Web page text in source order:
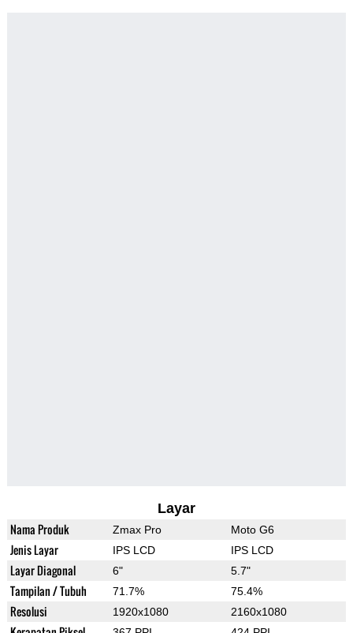
Layar
Nama Produk Zmax Pro Moto G6
Jenis Layar IPS LCD IPS LCD
Layar Diagonal 6" 5.7"
Tampilan / Tubuh 71.7% 75.4%
Resolusi 1920x1080 2160x1080